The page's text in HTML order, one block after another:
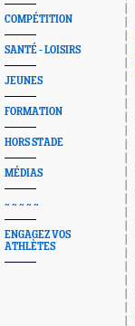
COMPÉTITION
SANTÉ - LOISIRS
JEUNES
FORMATION
HORS STADE
MÉDIAS
~ ~ ~ ~ ~
ENGAGEZ VOS
ATHLÈTES